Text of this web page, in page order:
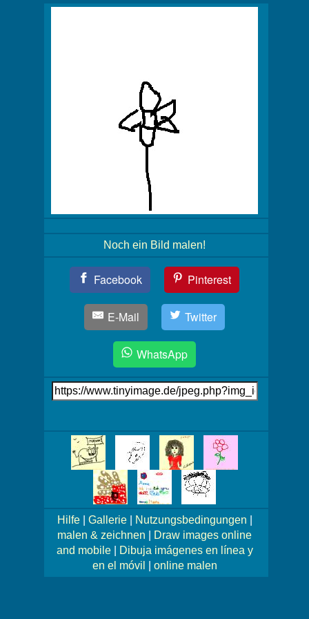
Noch ein Bild malen!
Facebook Pinterest
E-Mail Twitter
WhatsApp
Link
auf's
Bilder!
Hilfe| Gallerie| Nutzungsbedingungen
malen & zeichnen
Draw images online
and mobile|
Dibuja imágenes en línea y
en el móvil
online malen